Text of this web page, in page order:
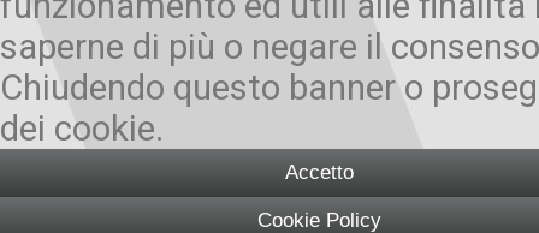
saperne di più o negare il
Chiudendo questo banner o
dei cookie.
Accetto
Cookie Policy